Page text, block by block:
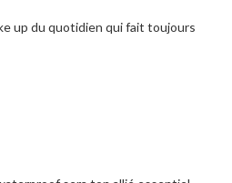
up du quotidien qui fait toujours